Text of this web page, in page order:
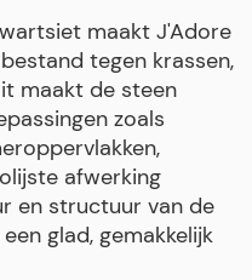
maakt J'Adore
tegen krassen,
maakt de steen
zoals
afwerking
en structuur van de
glad, gemakkelijk